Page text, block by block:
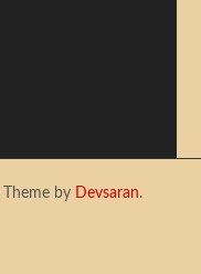
Theme by Devsaran.